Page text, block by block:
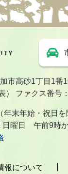
市高砂1丁目1番
） ファクス番号
年末年始・祝日
日曜日 午前9時
報について